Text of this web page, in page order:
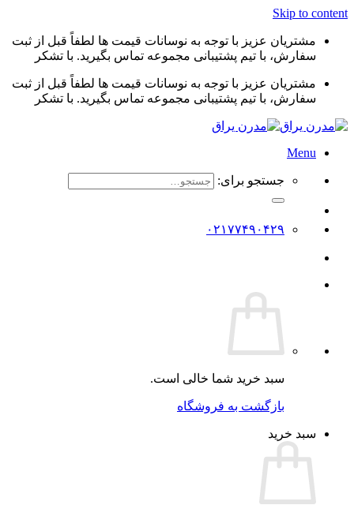
Skip to content
مشتریان عزیز با توجه به نوسانات قیمت ها لطفاً قبل از ثبت
سفارش، با تیم پشتیبانی مجموعه تماس بگیرید. با تشکر
مشتریان عزیز با توجه به نوسانات قیمت ها لطفاً قبل از ثبت
سفارش، با تیم پشتیبانی مجموعه تماس بگیرید. با تشکر
Menu
جستجو برای:
۰۲۱۷۷۴۹۰۴۲۹
سبد خرید شما خالی است.
بازگشت به فروشگاه
سبد خرید